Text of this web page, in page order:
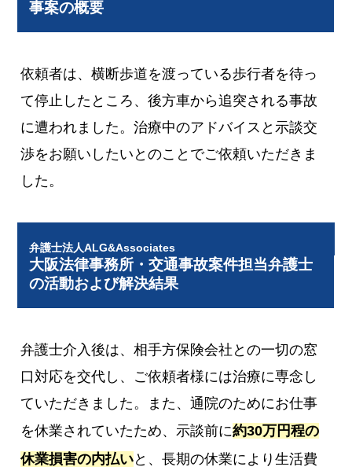
事案の概要
依頼者は、横断歩道を渡っている歩行者を待っ
て停止したところ、後方車から追突される事故
に遭われました。治療中のアドバイスと示談交
渉をお願いしたいとのことでご依頼いただきま
した。
弁護士法人ALG&Associates
大阪法律事務所・交通事故案件担当弁護士
の活動および解決結果
弁護士介入後は、相手方保険会社との一切の窓
口対応を交代し、ご依頼者様には治療に専念し
ていただきました。また、通院のためにお仕事
を休業されていたため、示談前に約30万円程の
休業損害の内払いと、長期の休業により生活費